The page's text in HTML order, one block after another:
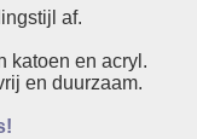
af.
katoen en acryl.
en duurzaam.